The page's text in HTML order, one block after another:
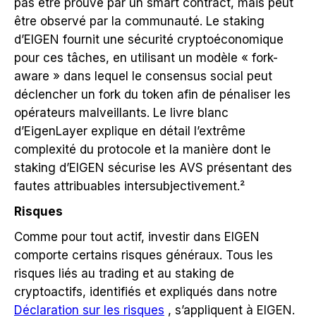
être observé par la communauté. Le staking
d’EIGEN fournit une sécurité cryptoéconomique
pour ces tâches, en utilisant un modèle « fork-
aware » dans lequel le consensus social peut
déclencher un fork du token afin de pénaliser les
opérateurs malveillants. Le livre blanc
d’EigenLayer explique en détail l’extrême
complexité du protocole et la manière dont le
staking d’EIGEN sécurise les AVS présentant des
fautes attribuables intersubjectivement.²
Risques
Comme pour tout actif, investir dans EIGEN
comporte certains risques généraux. Tous les
risques liés au trading et au staking de
cryptoactifs, identifiés et expliqués dans notre
Déclaration sur les risques , s’appliquent à EIGEN.